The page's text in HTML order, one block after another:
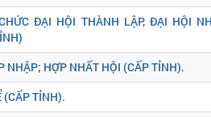
ĐẠI HỘI THÀNH LẬP, ĐẠI HỘI
NHẬP; HỢP NHẤT HỘI (CẤP TỈNH).
(CẤP TỈNH).